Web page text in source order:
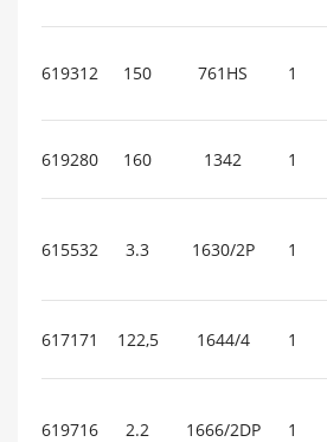
619312 150 761HS 1
619280 160 1342 1
615532 3.3 1630/2P 1
617171 122,5 1644/4 1
619716 2.2 1666/2DP 1